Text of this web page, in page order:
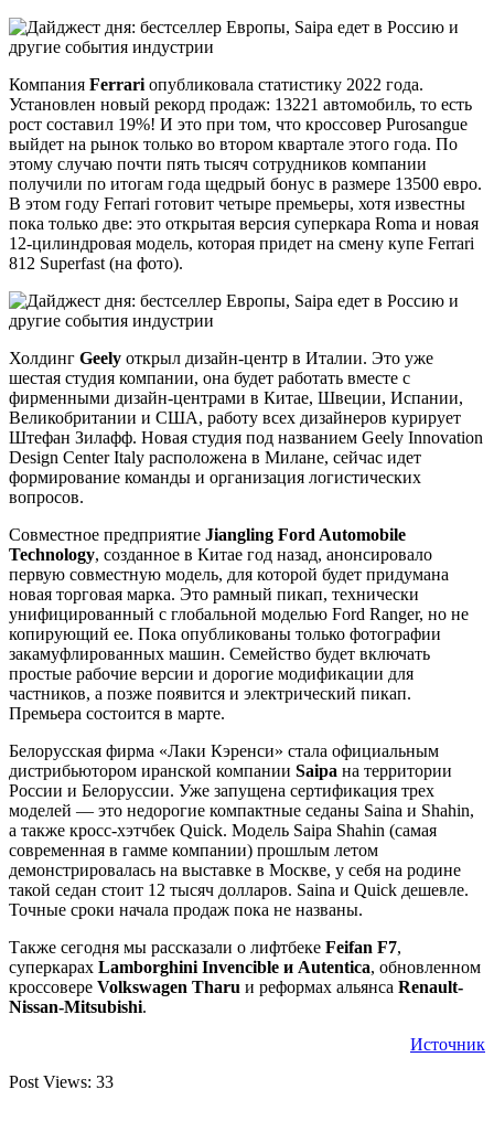
Компания Ferrari опубликовала статистику 2022 года.
Установлен новый рекорд продаж: 13221 автомобиль, то есть
рост составил 19%! И это при том, что кроссовер Purosangue
выйдет на рынок только во втором квартале этого года. По
этому случаю почти пять тысяч сотрудников компании
получили по итогам года щедрый бонус в размере 13500 евро.
В этом году Ferrari готовит четыре премьеры, хотя известны
пока только две: это открытая версия суперкара Roma и новая
12-цилиндровая модель, которая придет на смену купе Ferrari
812 Superfast (на фото).
Холдинг Geely открыл дизайн-центр в Италии. Это уже
шестая студия компании, она будет работать вместе с
фирменными дизайн-центрами в Китае, Швеции, Испании,
Великобритании и США, работу всех дизайнеров курирует
Штефан Зилафф. Новая студия под названием Geely Innovation
Design Center Italy расположена в Милане, сейчас идет
формирование команды и организация логистических
вопросов.
Совместное предприятие Jiangling Ford Automobile
Technology, созданное в Китае год назад, анонсировало
первую совместную модель, для которой будет придумана
новая торговая марка. Это рамный пикап, технически
унифицированный с глобальной моделью Ford Ranger, но не
копирующий ее. Пока опубликованы только фотографии
закамуфлированных машин. Семейство будет включать
простые рабочие версии и дорогие модификации для
частников, а позже появится и электрический пикап.
Премьера состоится в марте.
Белорусская фирма «Лаки Кэренси» стала официальным
дистрибьютором иранской компании Saipa на территории
России и Белоруссии. Уже запущена сертификация трех
моделей — это недорогие компактные седаны Saina и Shahin,
а также кросс-хэтчбек Quick. Модель Saipa Shahin (самая
современная в гамме компании) прошлым летом
демонстрировалась на выставке в Москве, у себя на родине
такой седан стоит 12 тысяч долларов. Saina и Quick дешевле.
Точные сроки начала продаж пока не названы.
Также сегодня мы рассказали о лифтбеке Feifan F7,
суперкарах Lamborghini Invencible и Autentica, обновленном
кроссовере Volkswagen Tharu и реформах альянса Renault-
Nissan-Mitsubishi.
Источник
Post Views: 33